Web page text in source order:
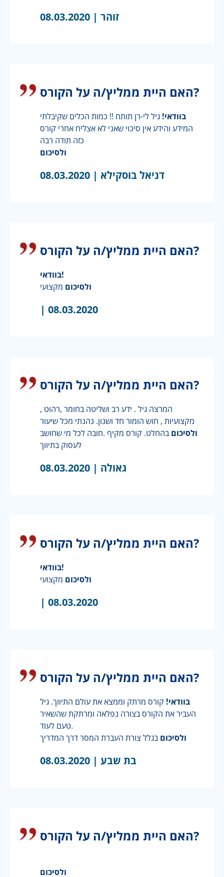
זוהר | 08.03.2020
האם היית ממליץ/ה על הקורס?
בוודאי! גיל לי-רן תותח !! כמות הכלים שקיבלתי
המידע והידע אין סיכוי שאני לא אצליח אחרי קורס
כזה תודה רבה
ולסיכום
דניאל בוסקילא | 08.03.2020
האם היית ממליץ/ה על הקורס?
בוודאי!
ולסיכום מקצועי
| 08.03.2020
האם היית ממליץ/ה על הקורס?
המרצה גיל . ידע רב ושליטה בחומר ,רהוט ,
מקצועיות , חוש הומור חד ושנון. נהנתי מכל שיעור
ולסיכום בהחלט. קורס מקיף .חובה לכל מי שחושב
לעסוק בתיווך
גאולה | 08.03.2020
האם היית ממליץ/ה על הקורס?
בוודאי!
ולסיכום מקצועי
| 08.03.2020
האם היית ממליץ/ה על הקורס?
בוודאי! קורס מרתק וממצא את עולם התיווך. גיל
העביר את הקורס בצורה נפלאה ומרתקת שהשאיר
טעם לעוד.
ולסיכום בגלל צורת העברת המסר דרך המדריך
בת שבע | 08.03.2020
האם היית ממליץ/ה על הקורס?
ולסיכום